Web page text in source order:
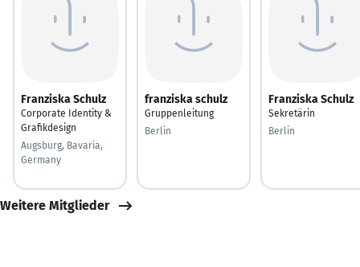
Franziska Schulz
Corporate Identity &
Grafikdesign
Augsburg, Bavaria,
Germany
franziska schulz
Gruppenleitung
Berlin
Franziska Schulz
Sekretärin
Berlin
Weitere Mitglieder